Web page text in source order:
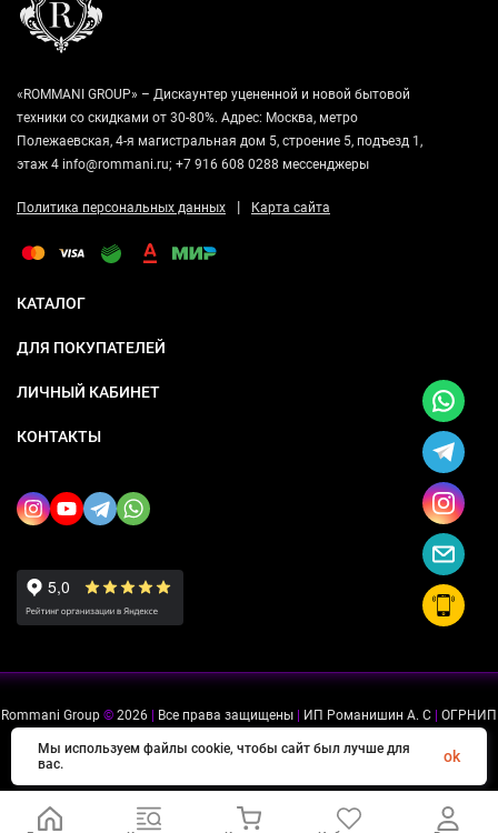
«ROMMANI GROUP» – Дискаунтер уцененной и новой бытовой
техники со скидками от 30-80%. Адрес: Москва, метро
Полежаевская, 4-я магистральная дом 5, строение 5, подъезд 1,
этаж 4 info@rommani.ru; +7 916 608 0288 мессенджеры
Политика персональных данных | Карта сайта
КАТАЛОГ
ДЛЯ ПОКУПАТЕЛЕЙ
ЛИЧНЫЙ КАБИНЕТ
КОНТАКТЫ
Rommani Group © 2026 Все права защищены ИП Романишин А. С
ОГРНИП
Мы используем файлы cookie, чтобы сайт был лучше для
вас.
ok